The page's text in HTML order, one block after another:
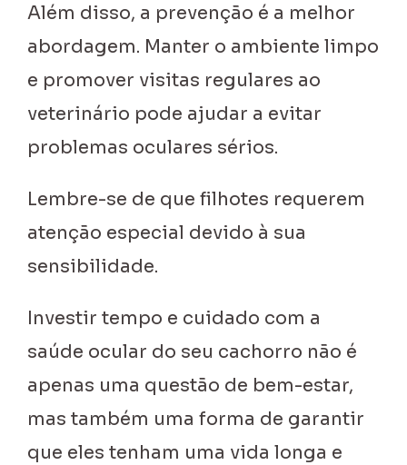
Além disso, a prevenção é a melhor
abordagem. Manter o ambiente limpo
e promover visitas regulares ao
veterinário pode ajudar a evitar
problemas oculares sérios.
Lembre-se de que filhotes requerem
atenção especial devido à sua
sensibilidade.
Investir tempo e cuidado com a
saúde ocular do seu cachorro não é
apenas uma questão de bem-estar,
mas também uma forma de garantir
que eles tenham uma vida longa e